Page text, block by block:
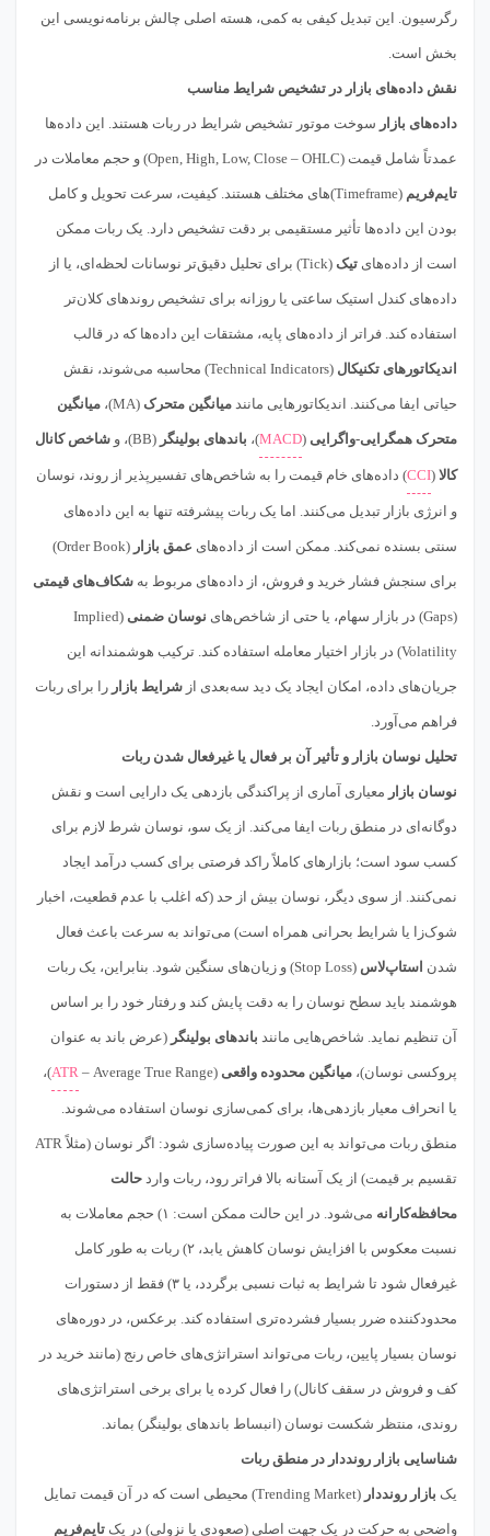
رگرسیون. این تبدیل کیفی به کمی، هسته اصلی چالش برنامه‌نویسی این
بخش است.
نقش داده‌های بازار در تشخیص شرایط مناسب
داده‌های بازار سوخت موتور تشخیص شرایط در ربات هستند. این داده‌ها
عمدتاً شامل قیمت (Open, High, Low, Close – OHLC) و حجم معاملات در
تایم‌فریم (Timeframe)‌های مختلف هستند. کیفیت، سرعت تحویل و کامل
بودن این داده‌ها تأثیر مستقیمی بر دقت تشخیص دارد. یک ربات ممکن
است از داده‌های تیک (Tick) برای تحلیل دقیق‌تر نوسانات لحظه‌ای، یا از
داده‌های کندل استیک ساعتی یا روزانه برای تشخیص روندهای کلان‌تر
استفاده کند. فراتر از داده‌های پایه، مشتقات این داده‌ها که در قالب
اندیکاتورهای تکنیکال (Technical Indicators) محاسبه می‌شوند، نقش
حیاتی ایفا می‌کنند. اندیکاتورهایی مانند میانگین متحرک (MA)، میانگین
متحرک همگرایی-واگرایی (
MACD)، باندهای بولینگر (BB)، و شاخص کانال
کالا (
CCI) داده‌های خام قیمت را به شاخص‌های تفسیرپذیر از روند، نوسان
و انرژی بازار تبدیل می‌کنند. اما یک ربات پیشرفته تنها به این داده‌های
سنتی بسنده نمی‌کند. ممکن است از داده‌های عمق بازار (Order Book)
برای سنجش فشار خرید و فروش، از داده‌های مربوط به شکاف‌های قیمتی
(Gaps) در بازار سهام، یا حتی از شاخص‌های نوسان ضمنی (Implied
Volatility) در بازار اختیار معامله استفاده کند. ترکیب هوشمندانه این
جریان‌های داده، امکان ایجاد یک دید سه‌بعدی از شرایط بازار را برای ربات
فراهم می‌آورد.
تحلیل نوسان بازار و تأثیر آن بر فعال یا غیرفعال شدن ربات
نوسان بازار معیاری آماری از پراکندگی بازدهی یک دارایی است و نقش
دوگانه‌ای در منطق ربات ایفا می‌کند. از یک سو، نوسان شرط لازم برای
کسب سود است؛ بازارهای کاملاً راکد فرصتی برای کسب درآمد ایجاد
نمی‌کنند. از سوی دیگر، نوسان بیش از حد (که اغلب با عدم قطعیت، اخبار
شوک‌زا یا شرایط بحرانی همراه است) می‌تواند به سرعت باعث فعال
شدن استاپ‌لاس (Stop Loss) و زیان‌های سنگین شود. بنابراین، یک ربات
هوشمند باید سطح نوسان را به دقت پایش کند و رفتار خود را بر اساس
آن تنظیم نماید. شاخص‌هایی مانند باندهای بولینگر (عرض باند به عنوان
پروکسی نوسان)، میانگین محدوده واقعی (Average True Range –
ATR)،
یا انحراف معیار بازدهی‌ها، برای کمی‌سازی نوسان استفاده می‌شوند.
منطق ربات می‌تواند به این صورت پیاده‌سازی شود: اگر نوسان (مثلاً ATR
تقسیم بر قیمت) از یک آستانه بالا فراتر رود، ربات وارد حالت
محافظه‌کارانه می‌شود. در این حالت ممکن است: ۱) حجم معاملات به
نسبت معکوس با افزایش نوسان کاهش یابد، ۲) ربات به طور کامل
غیرفعال شود تا شرایط به ثبات نسبی برگردد، یا ۳) فقط از دستورات
محدودکننده ضرر بسیار فشرده‌تری استفاده کند. برعکس، در دوره‌های
نوسان بسیار پایین، ربات می‌تواند استراتژی‌های خاص رنج (مانند خرید در
کف و فروش در سقف کانال) را فعال کرده یا برای برخی استراتژی‌های
روندی، منتظر شکست نوسان (انبساط باندهای بولینگر) بماند.
شناسایی بازار رونددار در منطق ربات
یک بازار رونددار (Trending Market) محیطی است که در آن قیمت تمایل
واضحی به حرکت در یک جهت اصلی (صعودی یا نزولی) در یک تایم‌فریم